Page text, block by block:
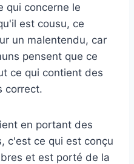
qui concerne le
est cousu, ce
un malentendu, car
pensent que ce
ce qui contient des
correct.
en portant des
c'est ce qui est conçu
et est porté de la